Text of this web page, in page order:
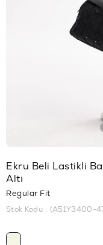
Ekru Beli Lastikli
Altı
Regular Fit
Stok Kodu (A51Y3400-